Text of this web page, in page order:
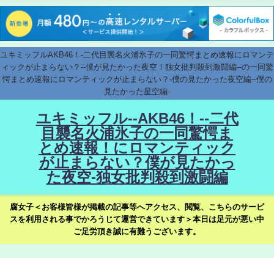
ユキミッフルAKB46！-二代目襲名火浦氷子の一同驚愕まとめ速報にロマンテ
ィックが止まらない？--僕が見たかった夜空！独女批判殺到激闘編--の一同驚
愕まとめ速報にロマンティックが止まらない？-僕の見たかった夜空編--僕の
見たかった星空編-
ユキミッフル--AKB46！--二代
目襲名火浦氷子の一同驚愕ま
とめ速報！にロマンティック
が止まらない？僕が見たかっ
た夜空-独女批判殺到激闘編
腐女子＜お客様皆様が掲載の記事等へアクセス、閲覧、こちらのサービ
スを利用される事でかろうじて運営できています＞本日は足元が悪い中
ご足労頂き誠に有難うございます。